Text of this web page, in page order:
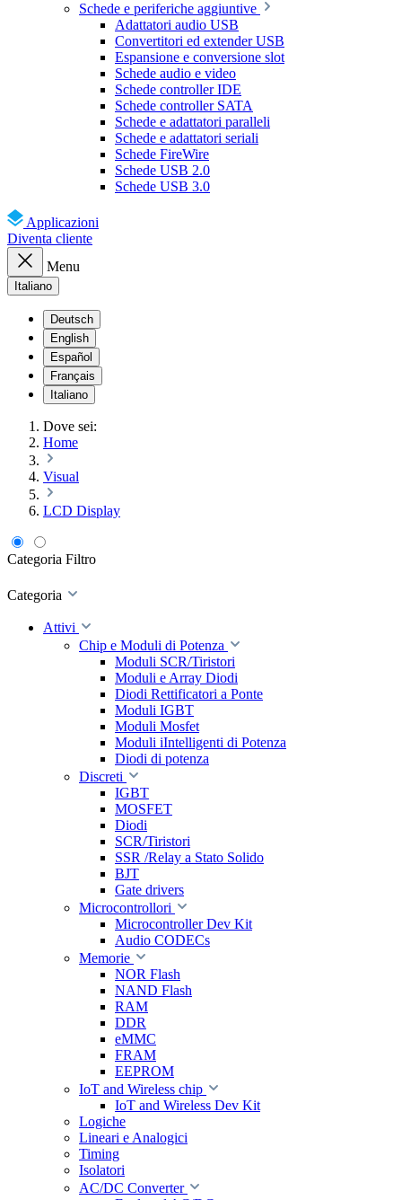
Schede e periferiche aggiuntive
Adattatori audio USB
Convertitori ed extender USB
Espansione e conversione slot
Schede audio e video
Schede controller IDE
Schede controller SATA
Schede e adattatori paralleli
Schede e adattatori seriali
Schede FireWire
Schede USB 2.0
Schede USB 3.0
Applicazioni
Diventa cliente
Menu
Italiano
Deutsch
English
Español
Français
Italiano
Dove sei:
Home
Visual
LCD Display
Categoria Filtro
Categoria
Attivi
Chip e Moduli di Potenza
Moduli SCR/Tiristori
Moduli e Array Diodi
Diodi Rettificatori a Ponte
Moduli IGBT
Moduli Mosfet
Moduli iIntelligenti di Potenza
Diodi di potenza
Discreti
IGBT
MOSFET
Diodi
SCR/Tiristori
SSR /Relay a Stato Solido
BJT
Gate drivers
Microcontrollori
Microcontroller Dev Kit
Audio CODECs
Memorie
NOR Flash
NAND Flash
RAM
DDR
eMMC
FRAM
EEPROM
IoT and Wireless chip
IoT and Wireless Dev Kit
Logiche
Lineari e Analogici
Timing
Isolatori
AC/DC Converter